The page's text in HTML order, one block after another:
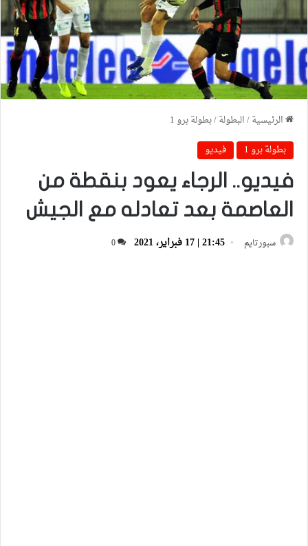
الرئيسية/البطولة/بطولة برو 1
بطولة برو 1
فيديو
فيديو.. الرجاء يعود بنقطة من
العاصمة بعد تعادله مع الجيش
سبورتايم 21:45 | 17 فبراير، 2021 0